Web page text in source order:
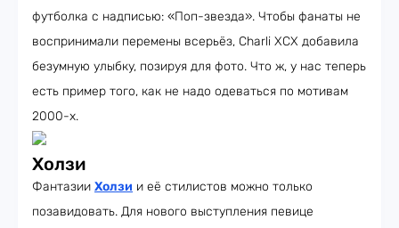
футболка с надписью: «Поп-звезда». Чтобы фанаты не
воспринимали перемены всерьёз, Charli XCX добавила
безумную улыбку, позируя для фото. Что ж, у нас теперь
есть пример того, как не надо одеваться по мотивам
2000-х.
Холзи
Фантазии Холзи и её стилистов можно только
позавидовать. Для нового выступления певице